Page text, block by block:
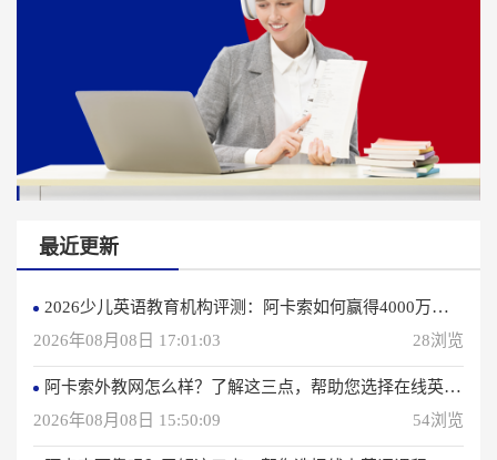
最近更新
2026少儿英语教育机构评测：阿卡索如何赢得4000万用户信赖？
2026年08月08日 17:01:03
28浏览
阿卡索外教网怎么样？了解这三点，帮助您选择在线英语学习方法
2026年08月08日 15:50:09
54浏览